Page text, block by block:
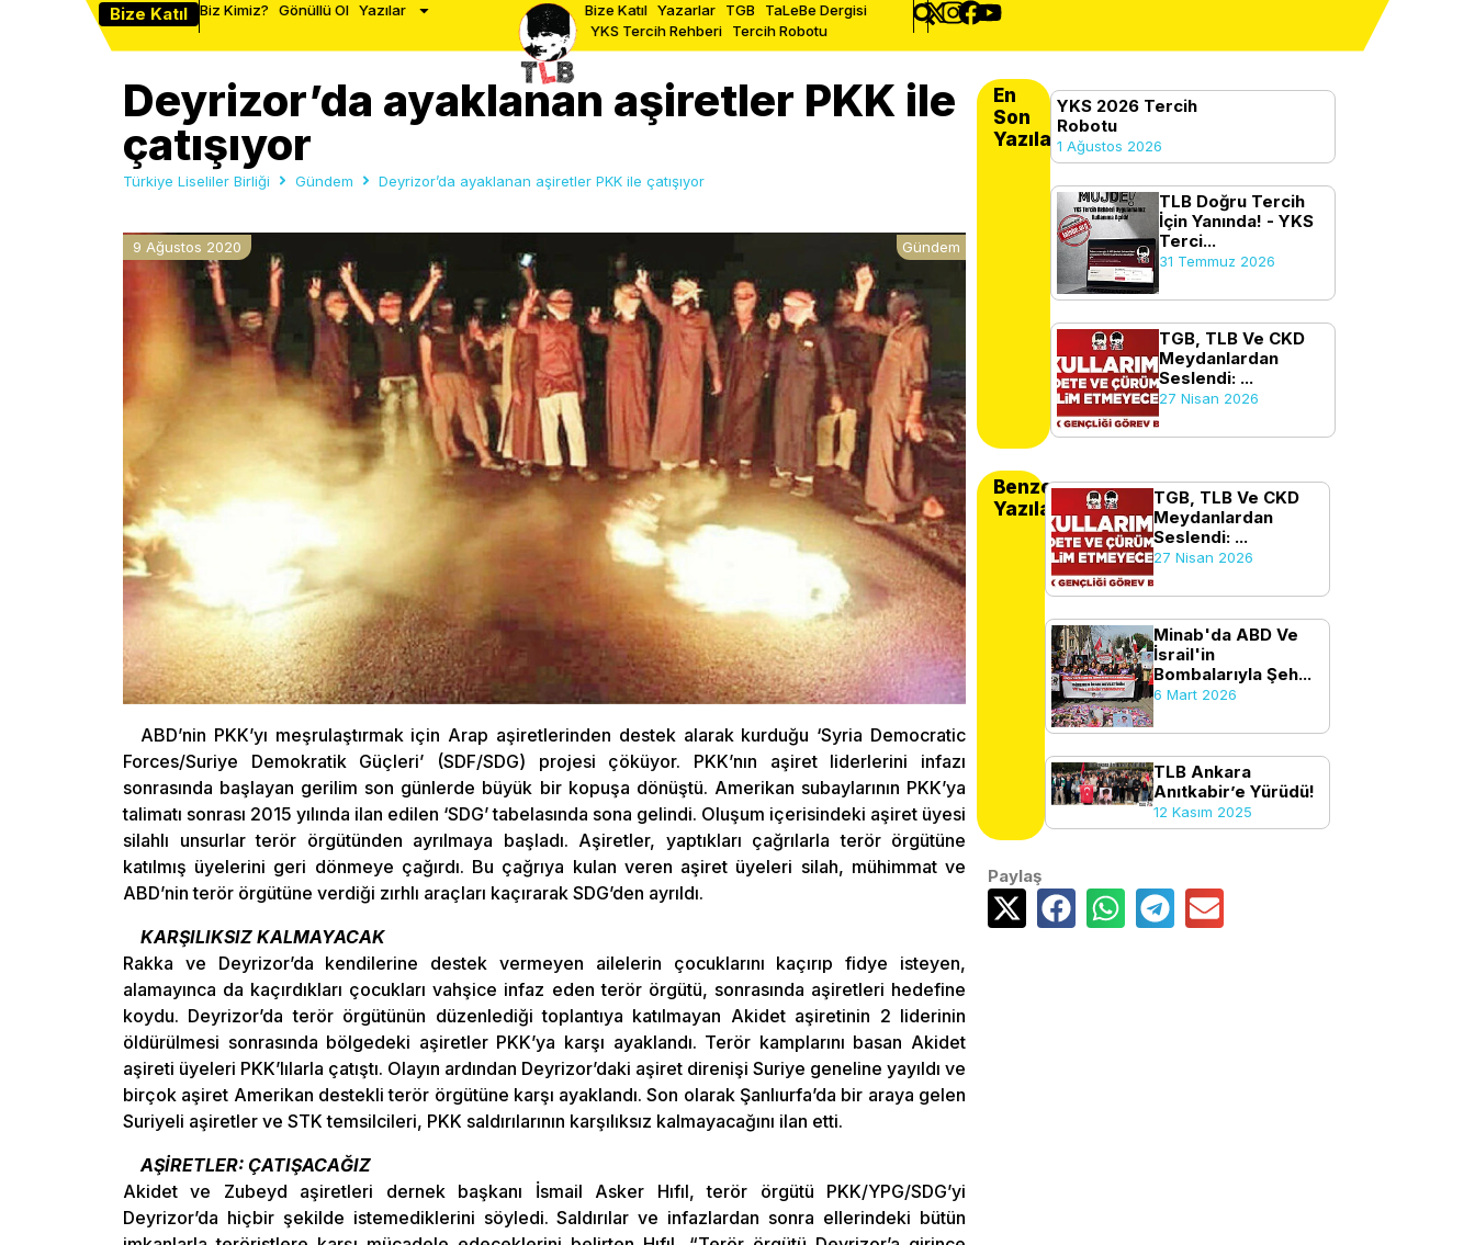
Bize Katıl Biz Kimiz? Gönüllü Ol Yazılar Bize Katıl Yazarlar TGB TaLeBe Dergisi
YKS Tercih Rehberi Tercih Robotu
Deyrizor’da ayaklanan aşiretler PKK ile
çatışıyor
Türkiye Liseliler Birliği Gündem Deyrizor’da ayaklanan aşiretler PKK ile çatışıyor
9 Ağustos 2020 Gündem
ABD’nin PKK’yı meşrulaştırmak için Arap aşiretlerinden destek alarak kurduğu ‘Syria Democratic
Forces/Suriye Demokratik Güçleri’ (SDF/SDG) projesi çöküyor. PKK’nın aşiret liderlerini infazı
sonrasında başlayan gerilim son günlerde büyük bir kopuşa dönüştü. Amerikan subaylarının PKK’ya
talimatı sonrası 2015 yılında ilan edilen ‘SDG’ tabelasında sona gelindi. Oluşum içerisindeki aşiret üyesi
silahlı unsurlar terör örgütünden ayrılmaya başladı. Aşiretler, yaptıkları çağrılarla terör örgütüne
katılmış üyelerini geri dönmeye çağırdı. Bu çağrıya kulan veren aşiret üyeleri silah, mühimmat ve
ABD’nin terör örgütüne verdiği zırhlı araçları kaçırarak SDG’den ayrıldı.
KARŞILIKSIZ KALMAYACAK
Rakka ve Deyrizor’da kendilerine destek vermeyen ailelerin çocuklarını kaçırıp fidye isteyen,
alamayınca da kaçırdıkları çocukları vahşice infaz eden terör örgütü, sonrasında aşiretleri hedefine
koydu. Deyrizor’da terör örgütünün düzenlediği toplantıya katılmayan Akidet aşiretinin 2 liderinin
öldürülmesi sonrasında bölgedeki aşiretler PKK’ya karşı ayaklandı. Terör kamplarını basan Akidet
aşireti üyeleri PKK’lılarla çatıştı. Olayın ardından Deyrizor’daki aşiret direnişi Suriye geneline yayıldı ve
birçok aşiret Amerikan destekli terör örgütüne karşı ayaklandı. Son olarak Şanlıurfa’da bir araya gelen
Suriyeli aşiretler ve STK temsilcileri, PKK saldırılarının karşılıksız kalmayacağını ilan etti.
AŞİRETLER: ÇATIŞACAĞIZ
Akidet ve Zubeyd aşiretleri dernek başkanı İsmail Asker Hıfıl, terör örgütü PKK/YPG/SDG’yi
Deyrizor’da hiçbir şekilde istemediklerini söyledi. Saldırılar ve infazlardan sonra ellerindeki bütün
En
Son
Yazılanlar
YKS 2026 Tercih
Robotu
1 Ağustos 2026
TLB Doğru Tercih
İçin Yanında! - YKS
Terci...
31 Temmuz 2026
TGB, TLB Ve CKD
Meydanlardan
Seslendi: ...
27 Nisan 2026
Benzer
Yazılar
TGB, TLB Ve CKD
Meydanlardan
Seslendi: ...
27 Nisan 2026
Minab'da ABD Ve
İsrail'in
Bombalarıyla Şeh...
6 Mart 2026
TLB Ankara
Anıtkabir’e Yürüdü!
12 Kasım 2025
Paylaş